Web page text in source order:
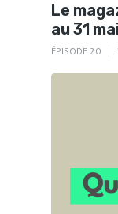
Le
au 31
ÉPISODE 20